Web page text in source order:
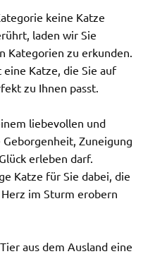
keine Katze
laden wir Sie
Kategorien zu erkunden.
Katze, die Sie auf
zu Ihnen passt.
liebevollen und
Zuneigung
erleben darf.
Katze für Sie dabei, die
im Sturm erobern
aus dem Ausland eine